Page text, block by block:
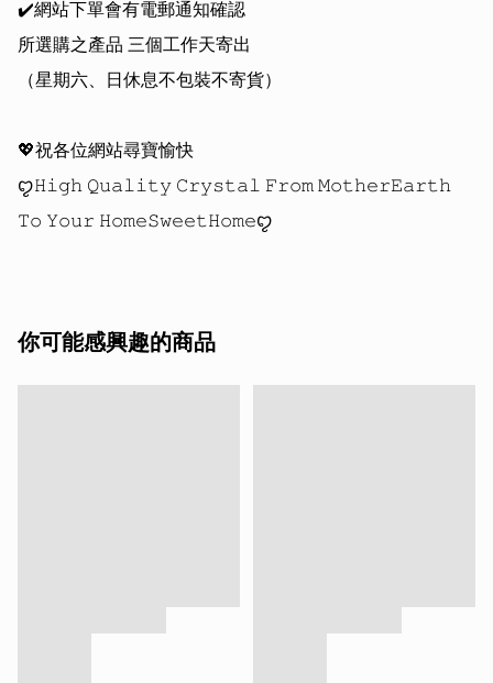
✔️網站下單會有電郵通知確認
所選購之產品 三個工作天寄出
（星期六、日休息不包裝不寄貨）
💖祝各位網站尋寶愉快
ꨄ𝙷𝚒𝚐𝚑 𝚀𝚞𝚊𝚕𝚒𝚝𝚢 𝙲𝚛𝚢𝚜𝚝𝚊𝚕 𝙵𝚛𝚘𝚖 𝙼𝚘𝚝𝚑𝚎𝚛𝙴𝚊𝚛𝚝𝚑
你可能感興趣的商品